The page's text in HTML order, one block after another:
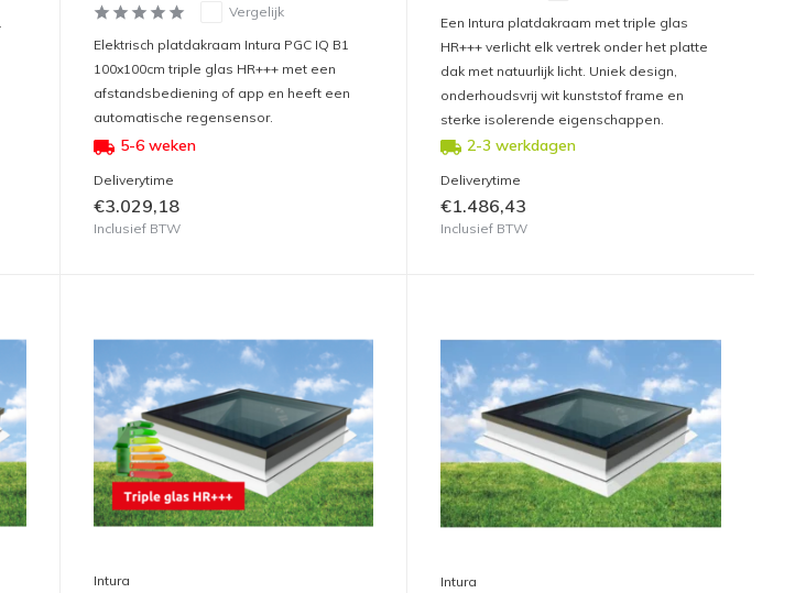
Vergelijk
Elektrisch platdakraam Intura PGC IQ B1
100x100cm triple glas HR+++ met een
afstandsbediening of app en heeft een
automatische regensensor.
5-6 weken
Deliverytime
€3.029,18
Inclusief BTW
Een Intura platdakraam met triple glas
HR+++ verlicht elk vertrek onder het platte
dak met natuurlijk licht. Uniek design,
onderhoudsvrij wit kunststof frame en
sterke isolerende eigenschappen.
2-3 werkdagen
Deliverytime
€1.486,43
Inclusief BTW
Intura Intura